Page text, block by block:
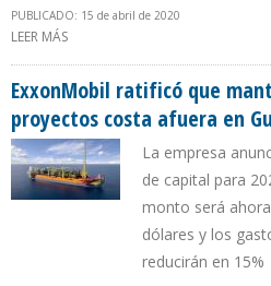
PUBLICADO: 15 de abril de 2020
LEER MÁS
ExxonMobil ratificó que
proyectos costa afuera en
La empresa
de capital para
monto será
dólares y los
reducirán en 15%